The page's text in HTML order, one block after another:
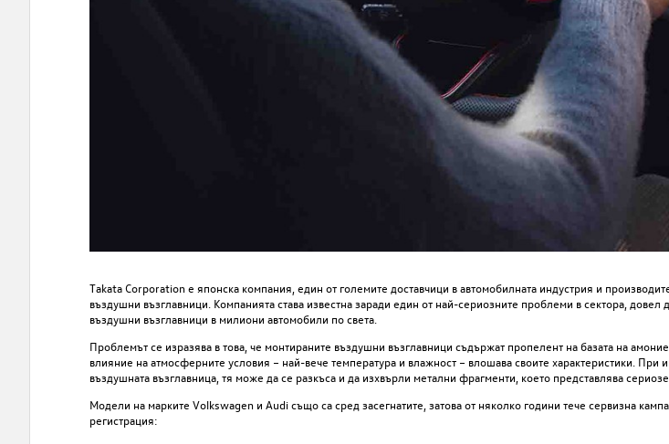
Takata Corporation е японска компания, един от големите доставчици в автомобилната индустрия и
въздушни възглавници. Компанията става известна заради един от най-сериозните проблеми в сектора,
въздушни възглавници в милиони автомобили по света.
Проблемът се изразява в това, че монтираните въздушни възглавници съдържат пропелент на базата на
влияние на атмосферните условия – най-вече температура и влажност – влошава своите характеристики. При
въздушната възглавница, тя може да се разкъса и да изхвърли метални фрагменти, което представлява
Модели на марките Volkswagen и Audi също са сред засегнатите, затова от няколко години тече сервизна
регистрация: